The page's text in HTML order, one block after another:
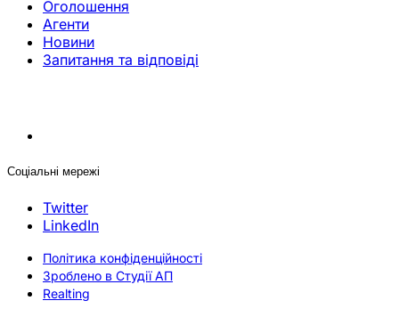
Оголошення
Агенти
Новини
Запитання та відповіді
Соціальні мережі
Twitter
LinkedIn
Політика конфіденційності
Зроблено в Студії АП
Realting